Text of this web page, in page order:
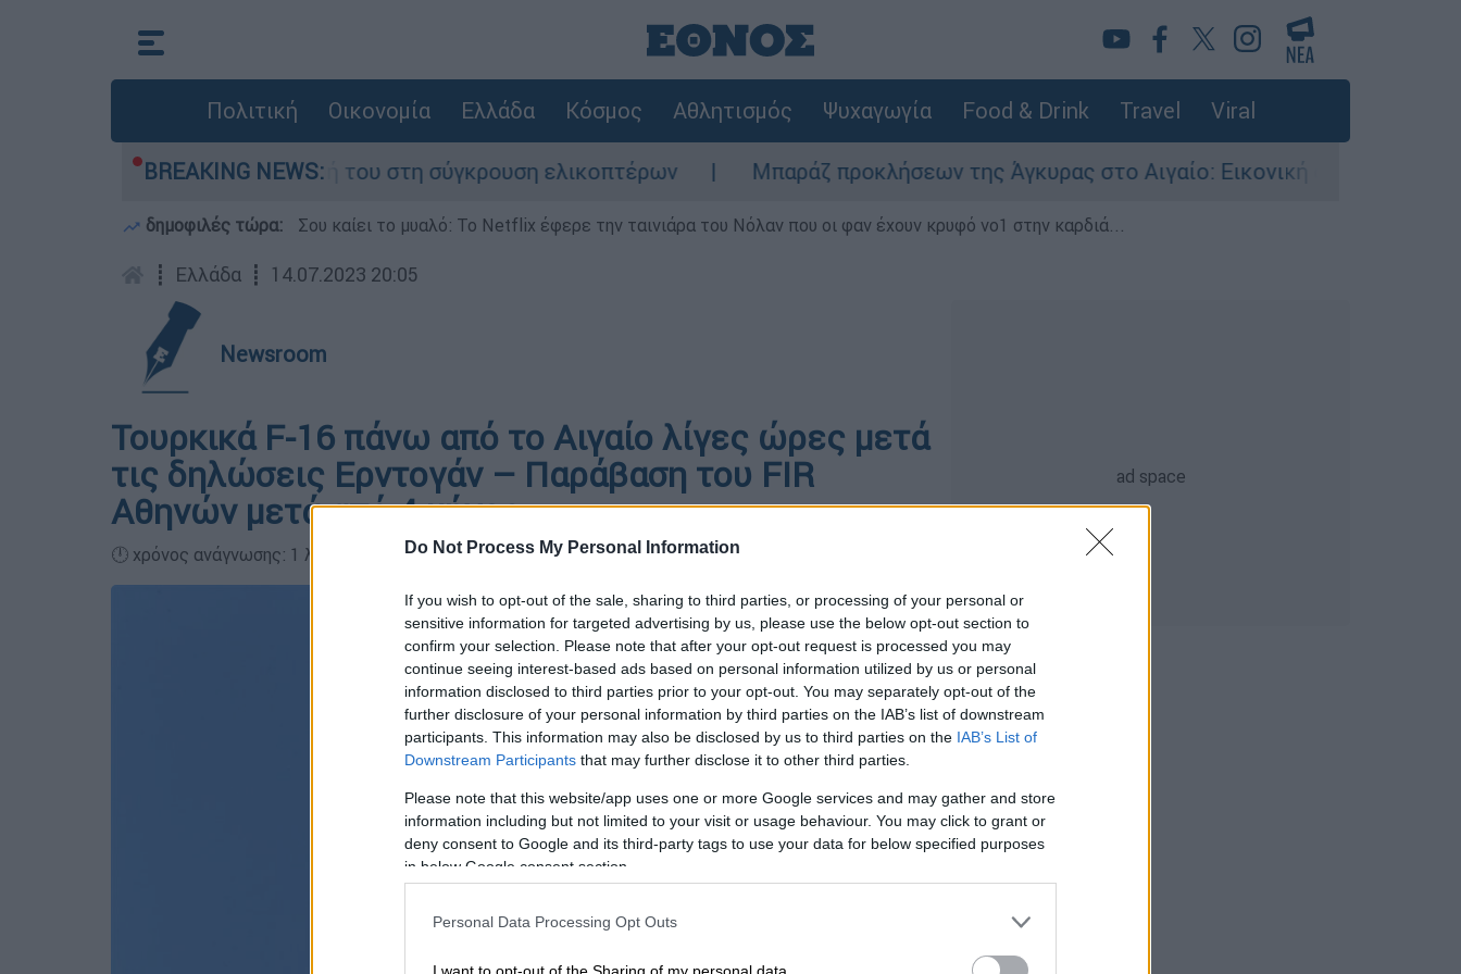
Do Not Process My Personal Information
If you wish to opt-out of the sale, sharing to third parties, or processing of your personal or
sensitive information for targeted advertising by us, please use the below opt-out section to
confirm your selection. Please note that after your opt-out request is processed you may
continue seeing interest-based ads based on personal information utilized by us or personal
information disclosed to third parties prior to your opt-out. You may separately opt-out of the
further disclosure of your personal information by third parties on the IAB’s list of downstream
participants. This information may also be disclosed by us to third parties on the IAB’s List of
Downstream Participants that may further disclose it to other third parties.
Please note that this website/app uses one or more Google services and may gather and store
information including but not limited to your visit or usage behaviour. You may click to grant or
deny consent to Google and its third-party tags to use your data for below specified purposes
in below Google consent section.
Personal Data Processing Opt Outs
I want to opt-out of the Sharing of my personal data.
Πολιτική Οικονομία Ελλάδα Κόσμος Αθλητισμός Ψυχαγωγία Food & Drink Travel Viral
BREAKING NEWS:
Δαμίγο που έχασε τη ζωή του στη σύγκρουση ελικοπτέρων Μπαράζ προκλήσεων της Άγκυρας στο Αιγαίο: Εικονική αερομαχία ανάμεσα
δημοφιλές τώρα: Σου καίει το μυαλό: Το Netflix έφερε την ταινιάρα του Νόλαν που οι φαν έχουν κρυφό νο1 στην καρδιά...
┋ Ελλάδα ┋ 14.07.2023 20:05
Newsroom
Τουρκικά F-16 πάνω από το Αιγαίο λίγες ώρες μετά
τις δηλώσεις Ερντογάν – Παράβαση του FIR
Αθηνών μετά από 4 μήνες
🕛 χρόνος ανάγνωσης: 1 λεπτό ┋